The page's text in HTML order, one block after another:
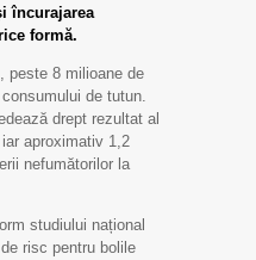
încurajarea
formă.
peste 8 milioane de
de tutun.
drept rezultat al
aproximativ 1,2
nefumătorilor la
studiului național
risc pentru bolile